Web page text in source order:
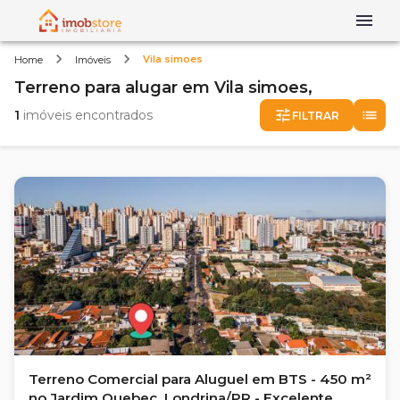
Home Imóveis Vila simoes
Terreno para alugar em Vila simoes,
1 imóveis encontrados FILTRAR
Terreno Comercial para Aluguel em BTS - 450 m²